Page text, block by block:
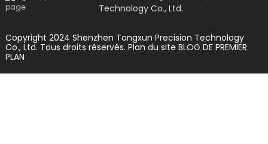
Technology Co., Ltd.
Copyright 2024 Shenzhen Tongxun Precision Technology
Co., Ltd. Tous droits réservés. Plan du site BLOG DE PREMIER
PLAN